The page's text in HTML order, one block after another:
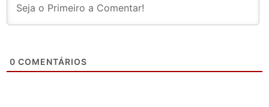
0 COMENTÁRIOS